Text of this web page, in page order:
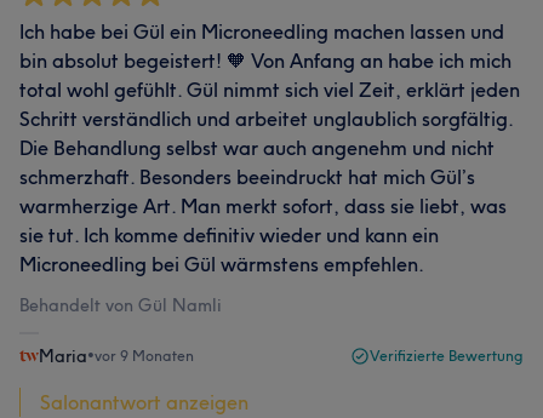
Ich habe bei Gül ein Microneedling machen lassen und
bin absolut begeistert! 🧡 Von Anfang an habe ich mich
total wohl gefühlt. Gül nimmt sich viel Zeit, erklärt jeden
Schritt verständlich und arbeitet unglaublich sorgfältig.
Die Behandlung selbst war auch angenehm und nicht
schmerzhaft. Besonders beeindruckt hat mich Gül’s
warmherzige Art. Man merkt sofort, dass sie liebt, was
sie tut. Ich komme definitiv wieder und kann ein
Microneedling bei Gül wärmstens empfehlen.
Behandelt von Gül Namli
Maria•vor 9 Monaten Verifizierte Bewertung
Salonantwort anzeigen